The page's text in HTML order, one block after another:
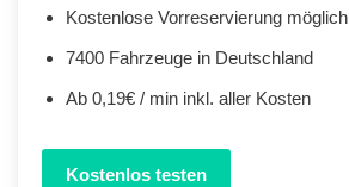
Kostenlose Vorreservierung möglich
7400 Fahrzeuge in Deutschland
Ab 0,19€ / min inkl. aller Kosten
Kostenlos testen